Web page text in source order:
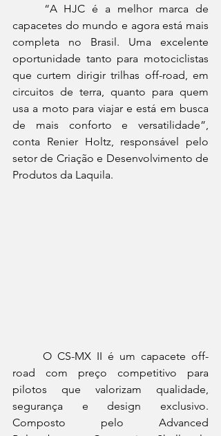
capacetes do mundo e agora está mais
completa no Brasil. Uma excelente
oportunidade tanto para motociclistas
que curtem dirigir trilhas off-road, em
circuitos de terra, quanto para quem
usa a moto para viajar e está em busca
de mais conforto e versatilidade”,
conta Renier Holtz, responsável pelo
setor de Criação e Desenvolvimento de
Produtos da Laquila.
road com preço competitivo para
pilotos que valorizam qualidade,
segurança e design exclusivo.
Composto pelo Advanced